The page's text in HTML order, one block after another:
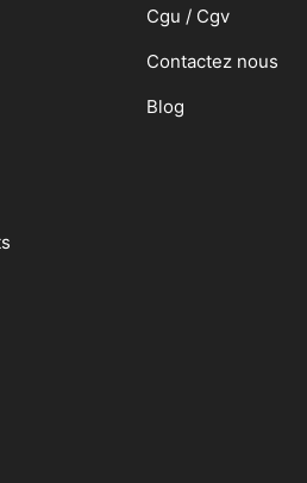
Cgu / Cgv
Contactez nous
Blog